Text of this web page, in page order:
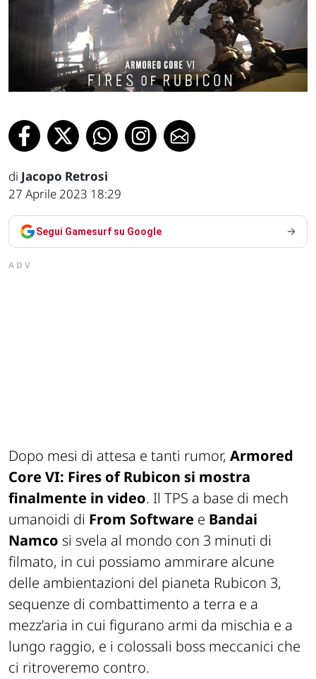
di Jacopo Retrosi
27 Aprile 2023 18:29
Segui Gamesurf su Google
ADV
Dopo mesi di attesa e tanti rumor, Armored
Core VI: Fires ofRubicon si mostra
finalmente in video. Il TPS a base di mech
umanoidi di From Software e Bandai
Namco si svela al mondo con 3 minuti di
filmato, in cui possiamo ammirare alcune
delle ambientazioni del pianeta Rubicon 3,
sequenze di combattimento a terra e a
mezz’aria in cui figurano armi da mischia e a
lungo raggio, e i colossali boss meccanici che
ci ritroveremo contro.